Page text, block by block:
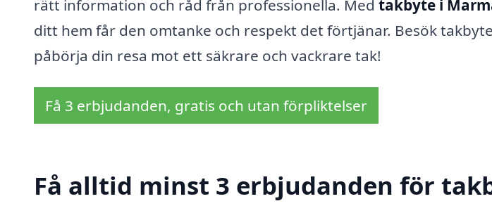
rätt information och råd från professionella. Med takbyte i
ditt hem får den omtanke och respekt det förtjänar. Besök
påbörja din resa mot ett säkrare och vackrare tak!
Få 3 erbjudanden, gratis och utan förpliktelser
Få alltid minst 3 erbjudanden för